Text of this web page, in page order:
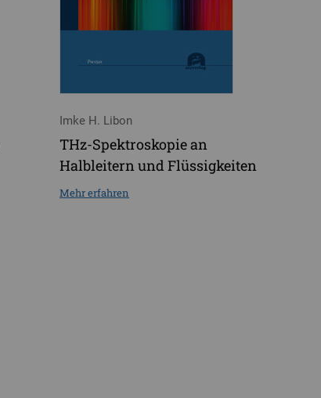
Imke H. Libon
THz-Spektroskopie an
Halbleitern und Flüssigkeiten
Mehr erfahren